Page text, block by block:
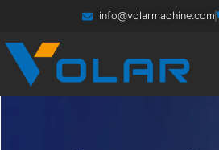
info@volarmachine.com